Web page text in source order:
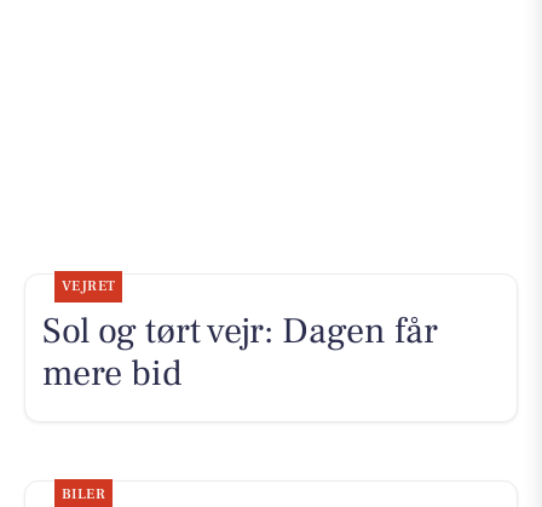
VEJRET
Sol og tørt vejr: Dagen får
mere bid
BILER